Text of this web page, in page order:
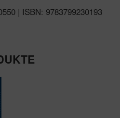
| ISBN: 9783799230193